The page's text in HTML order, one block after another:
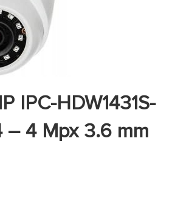
IPC-HDW1431S-
– 4 Mpx 3.6 mm